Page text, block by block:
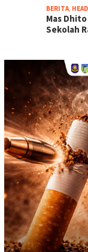
BERITA,
Mas
Sekolah